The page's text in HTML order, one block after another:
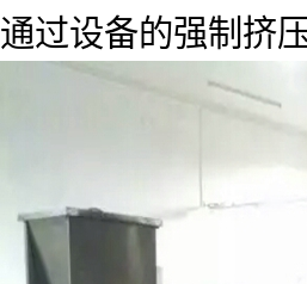
通过设备的强制挤